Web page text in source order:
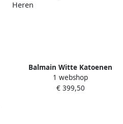
Balmain Witte Katoenen
Handtekening T-shirt White
Heren
1 webshop
€ 399,50